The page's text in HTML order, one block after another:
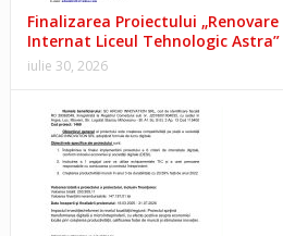
Finalizarea Proiectului
Internat Liceul Tehnologic Astra”
iulie 30, 2026